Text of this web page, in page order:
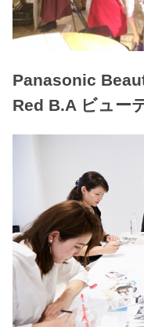
Panasonic
Red B.A ビュー